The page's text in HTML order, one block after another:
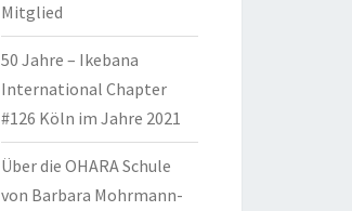
Mitglied
50 Jahre – Ikebana
International Chapter
#126 Köln im Jahre 2021
Über die OHARA Schule
von Barbara Mohrmann-